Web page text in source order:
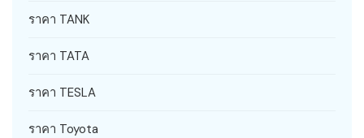
ราคา TANK
ราคา TATA
ราคา TESLA
ราคา Toyota